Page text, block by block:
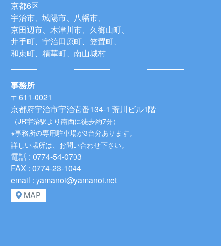
京都6区
宇治市、城陽市、八幡市、
京田辺市、木津川市、久御山町、
井手町、宇治田原町、笠置町、
和束町、精華町、南山城村
事務所
〒611-0021
京都府宇治市宇治壱番134-1 荒川ビル1階
（JR宇治駅より南西に徒歩約7分）
※事務所の専用駐車場が3台分あります。
詳しい場所は、お問い合わせ下さい。
電話 : 0774-54-0703
FAX : 0774-23-1044
email : yamanoi@yamanoi.net
MAP